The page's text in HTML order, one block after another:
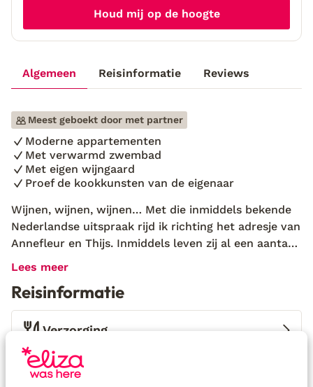
Algemeen Reisinformatie Reviews
Meest geboekt door met partner
Moderne appartementen
Met verwarmd zwembad
Met eigen wijngaard
Proef de kookkunsten van de eigenaar
Wijnen, wijnen, wijnen… Met die inmiddels bekende
Nederlandse uitspraak rijd ik richting het adresje van
Annefleur en Thijs. Inmiddels leven zij al een aantal
jaar een rustig leven in Frankrijk. Een leven dichterbij
streek Beaujolais. Annefleur wilde dolgraag een B&B
beginnen en die droom is werkelijkheid geworden.
En ik mag hier een weekje genieten van het
bourgondische leven! Annefleur vertelde mij dat
Domaine Lachat een authentieke Franse
wijnboerderij is. Niet alleen heb je prachtig uitzicht
Lees meer
Reisinformatie
Verzorging
Huurauto
Houd mij op de hoogte